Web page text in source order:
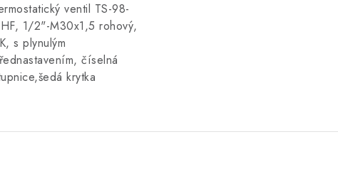
ventil TS-98-
1/2"-M30x1,5 rohový,
s plynulým
číselná
krytka